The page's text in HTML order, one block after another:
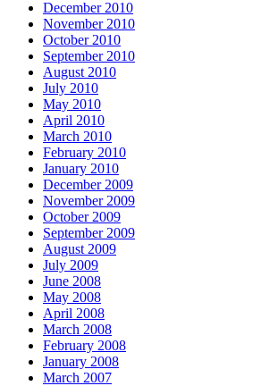
December 2010
November 2010
October 2010
September 2010
August 2010
July 2010
May 2010
April 2010
March 2010
February 2010
January 2010
December 2009
November 2009
October 2009
September 2009
August 2009
July 2009
June 2008
May 2008
April 2008
March 2008
February 2008
January 2008
March 2007